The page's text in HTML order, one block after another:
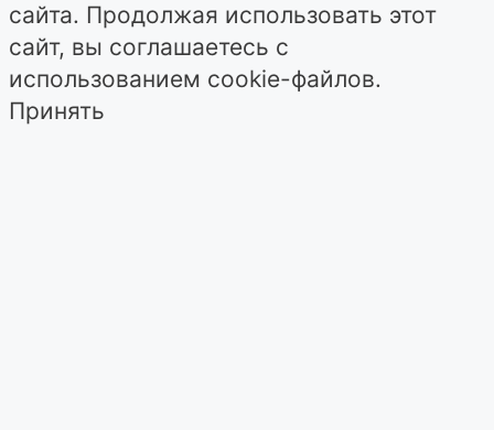
сайта. Продолжая использовать этот
сайт, вы соглашаетесь с
использованием cookie-файлов.
Принять